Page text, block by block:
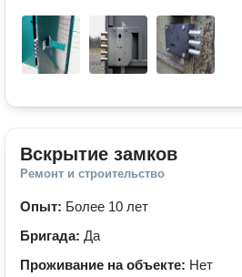
Вскрытие замков
Ремонт и строительство
Опыт: Более 10 лет
Бригада: Да
Проживание на объекте: Нет